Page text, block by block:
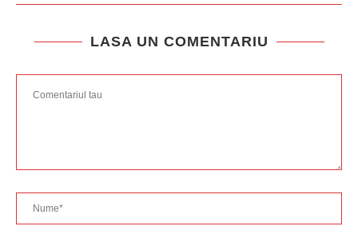
LASA UN COMENTARIU